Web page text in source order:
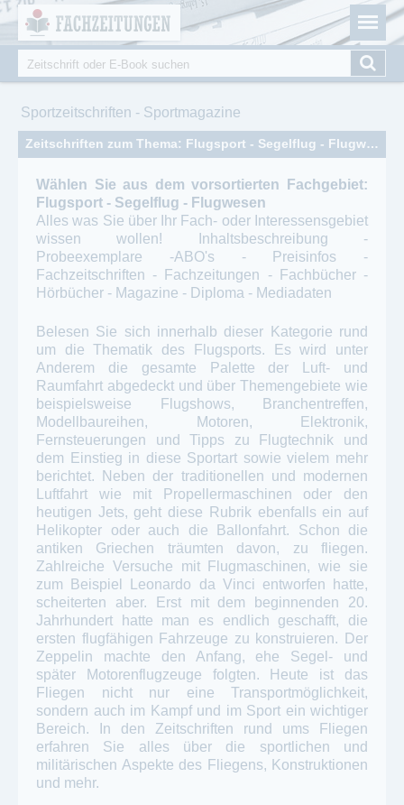
Fachzeitungen.de - Das unabhängige Portal für
Fachmagazine Fachpublikationen & eBooks
Suchformular
Suche
Sportzeitschriften - Sportmagazine
Zeitschriften zum Thema: Flugsport - Segelflug - Flugwesen
Wählen Sie aus dem vorsortierten Fachgebiet:
Flugsport - Segelflug - Flugwesen
Alles was Sie über Ihr Fach- oder Interessensgebiet
wissen wollen! Inhaltsbeschreibung -
Probeexemplare -ABO's - Preisinfos -
Fachzeitschriften - Fachzeitungen - Fachbücher -
Hörbücher - Magazine - Diploma - Mediadaten
Belesen Sie sich innerhalb dieser Kategorie rund
um die Thematik des Flugsports. Es wird unter
Anderem die gesamte Palette der Luft- und
Raumfahrt abgedeckt und über Themengebiete wie
beispielsweise Flugshows, Branchentreffen,
Modellbaureihen, Motoren, Elektronik,
Fernsteuerungen und Tipps zu Flugtechnik und
dem Einstieg in diese Sportart sowie vielem mehr
berichtet. Neben der traditionellen und modernen
Luftfahrt wie mit Propellermaschinen oder den
heutigen Jets, geht diese Rubrik ebenfalls ein auf
Helikopter oder auch die Ballonfahrt. Schon die
antiken Griechen träumten davon, zu fliegen.
Zahlreiche Versuche mit Flugmaschinen, wie sie
zum Beispiel Leonardo da Vinci entworfen hatte,
scheiterten aber. Erst mit dem beginnenden 20.
Jahrhundert hatte man es endlich geschafft, die
ersten flugfähigen Fahrzeuge zu konstruieren. Der
Zeppelin machte den Anfang, ehe Segel- und
später Motorenflugzeuge folgten. Heute ist das
Fliegen nicht nur eine Transportmöglichkeit,
sondern auch im Kampf und im Sport ein wichtiger
Bereich. In den Zeitschriften rund ums Fliegen
erfahren Sie alles über die sportlichen und
militärischen Aspekte des Fliegens, Konstruktionen
und mehr.
Cookie-Einstellungen